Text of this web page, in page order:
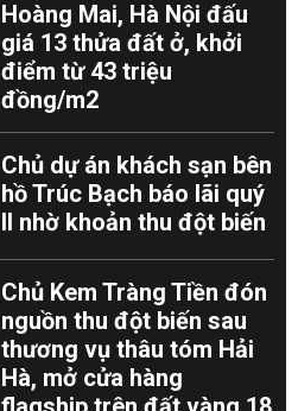
Hoàng Mai, Hà Nội đấu
giá 13 thửa đất ở, khởi
điểm từ 43 triệu
đồng/m2
Chủ dự án khách sạn bên
hồ Trúc Bạch báo lãi quý
II nhờ khoản thu đột biến
Chủ Kem Tràng Tiền đón
nguồn thu đột biến sau
thương vụ thâu tóm Hải
Hà, mở cửa hàng